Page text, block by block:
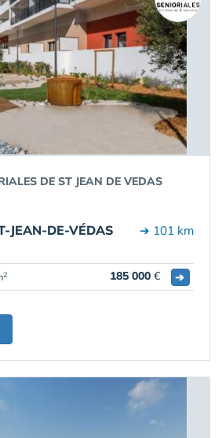
DE ST JEAN DE VEDAS
JEAN-DE-VÉDAS ➔ 101 km
2 185 000 € ➔